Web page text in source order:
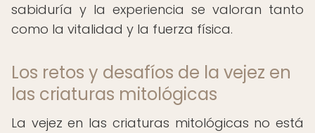
sabiduría y la experiencia se valoran tanto
como la vitalidad y la fuerza física.
Los retos y desafíos de la vejez en
las criaturas mitológicas
La vejez en las criaturas mitológicas no está